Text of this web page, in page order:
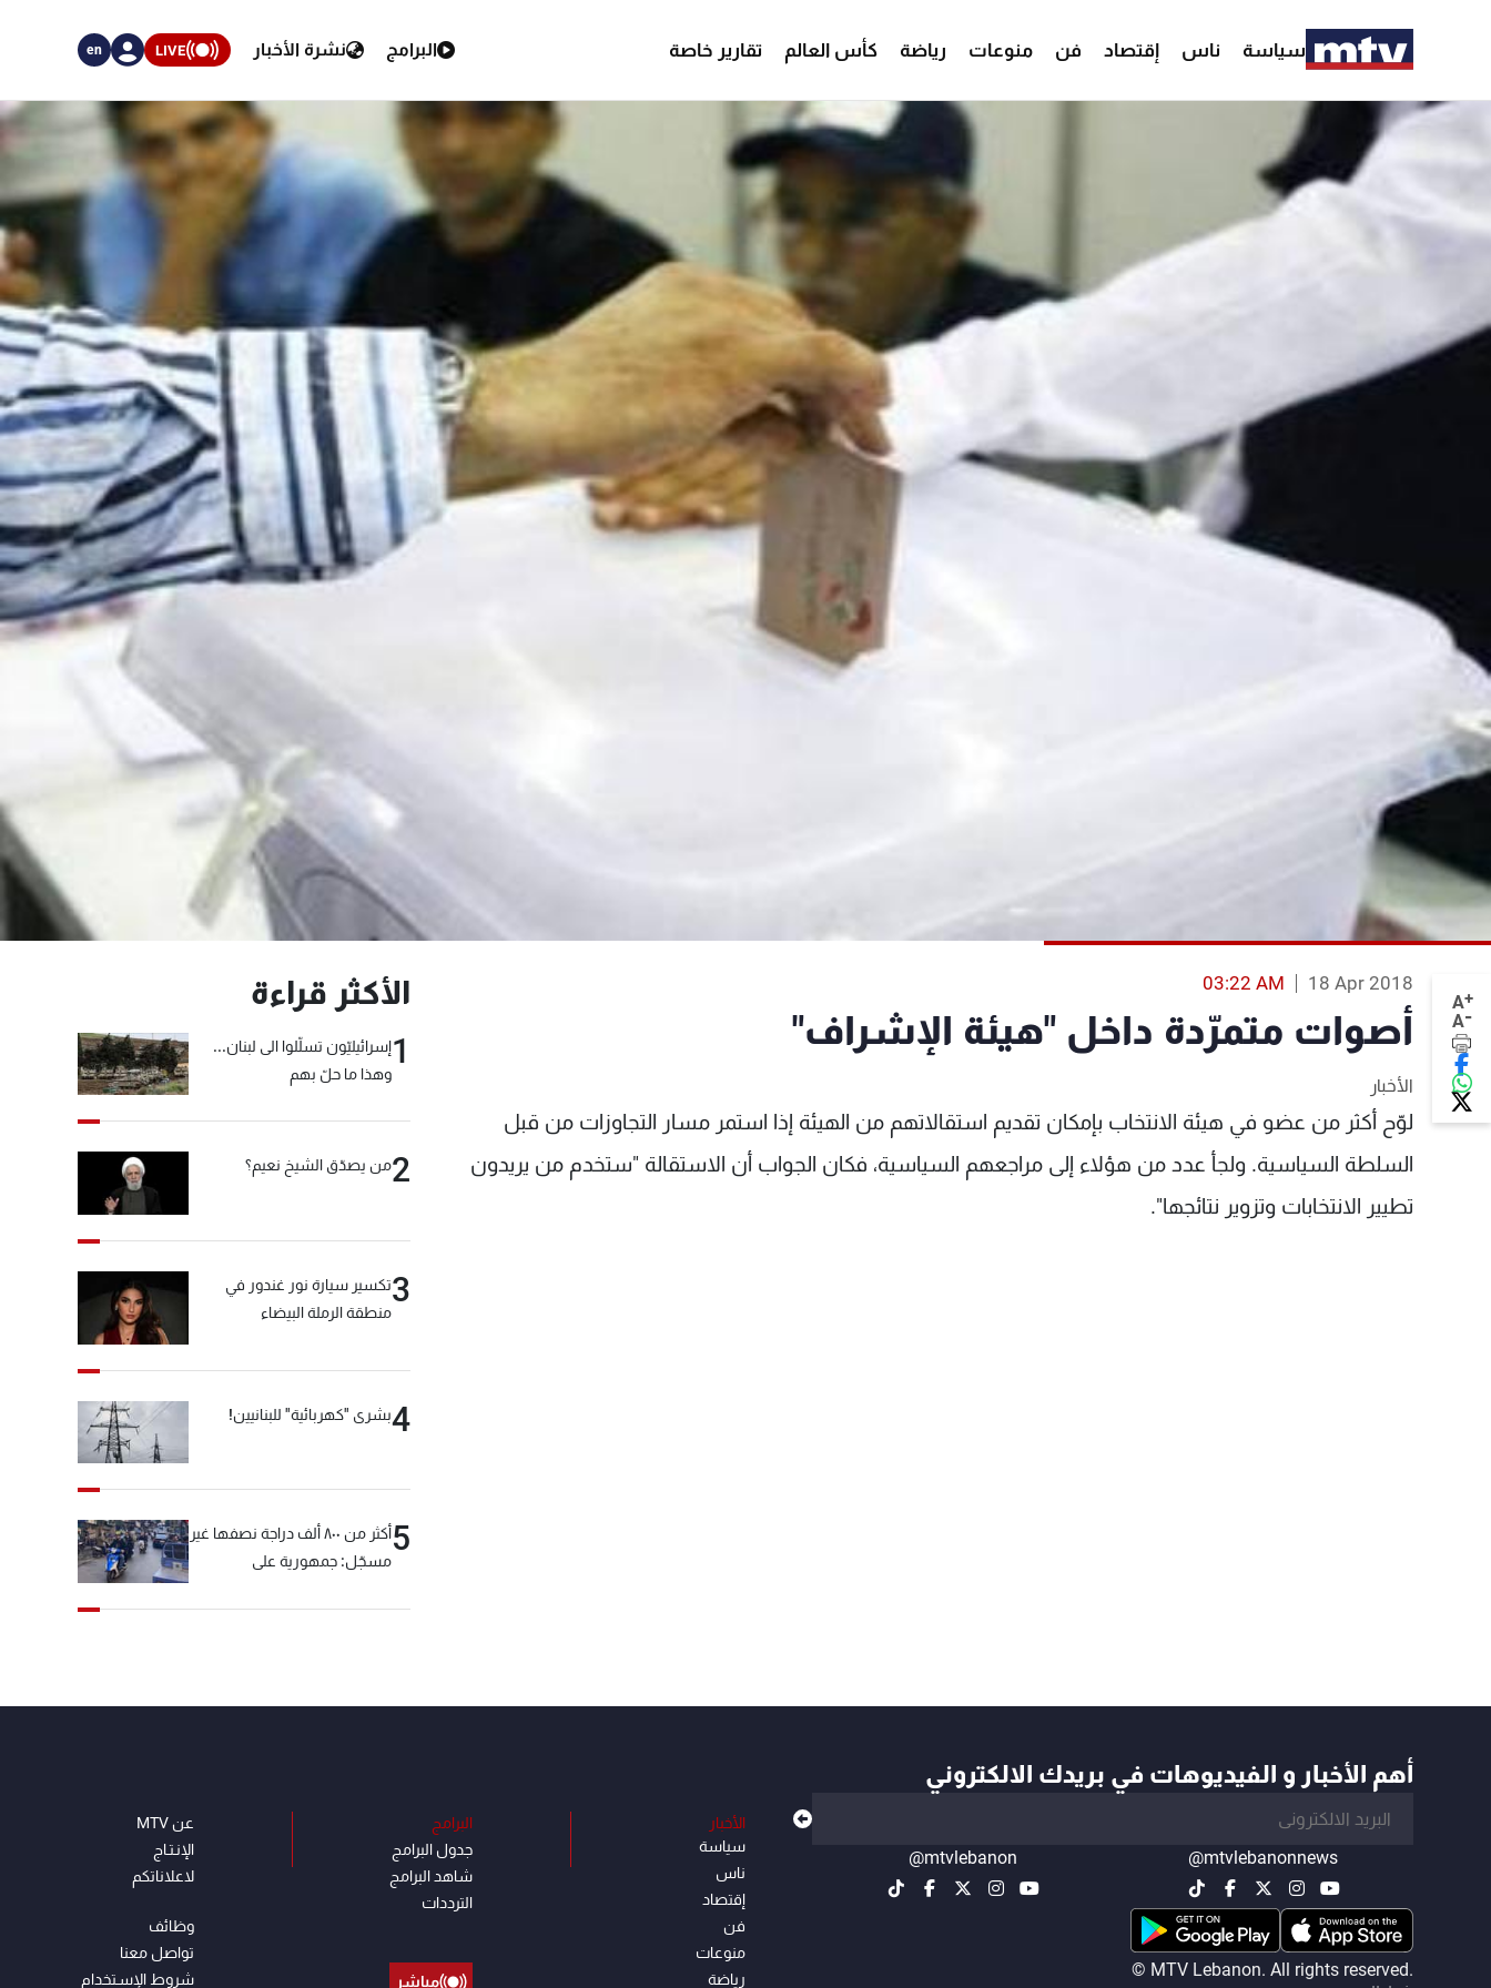
سياسة ناس إقتصاد فن منوعات رياضة كأس العالم تقارير خاصة البرامج نشرة الأخبار LIVE
en
A+
A-
18 Apr 2018
03:22 AM
أصوات متمرّدة داخل "هيئة الإشراف"
الأخبار
لوّح أكثر من عضو في هيئة الانتخاب بإمكان تقديم استقالاتهم من الهيئة إذا استمر مسار التجاوزات من قبل
السلطة السياسية. ولجأ عدد من هؤلاء إلى مراجعهم السياسية، فكان الجواب أن الاستقالة "ستخدم من يريدون
تطيير الانتخابات وتزوير نتائجها".
الأكثر قراءة
1إسرائيليّون تسلّلوا الى لبنان...
وهذا ما حلّ بهم
2من يصدّق الشيخ نعيم؟
3تكسير سيارة نور غندور في
منطقة الرملة البيضاء
4بشرى "كهربائية" للبنانيين!
5
أكثر من ٨٠٠ ألف دراجة نصفها غير
مسجّل: جمهورية على
أهم الأخبار و الفيديوهات في بريدك الالكتروني
@mtvlebanonnews
@mtvlebanon
© MTV Lebanon. All rights reserved.
الأخبار
سياسة
ناس
إقتصاد
فن
منوعات
رياضة
البرامج
جدول البرامج
شاهد البرامج
الترددات
مباشر
عن MTV
الإنـتـاج
لاعلاناتكم
وظائف
تواصل معنا
شروط الإسـتخدام